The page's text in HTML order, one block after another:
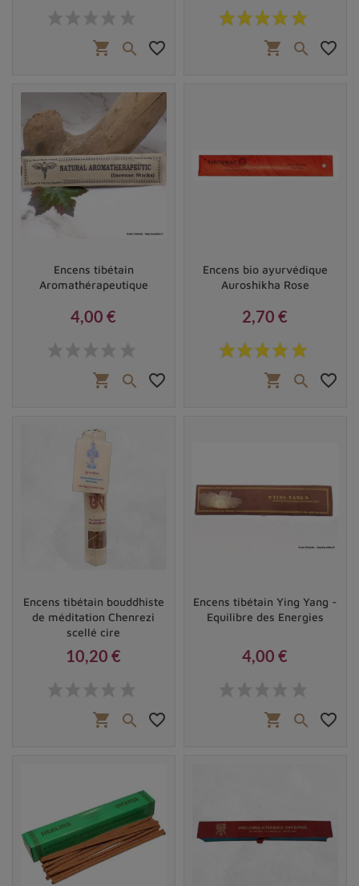
shopping_cart  favorite_border
Prix
shopping_cart  favorite_border
Encens tibétain
Aromathérapeutique
4,00 €
shopping_cart  favorite_border
Encens bio ayurvédique
Auroshikha Rose
Prix
2,70 €
shopping_cart  favorite_border
Encens tibétain bouddhiste
de méditation Chenrezi
scellé cire
10,20 €
shopping_cart  favorite_border
Encens tibétain Ying Yang -
Equilibre des Energies
4,00 €
shopping_cart  favorite_border